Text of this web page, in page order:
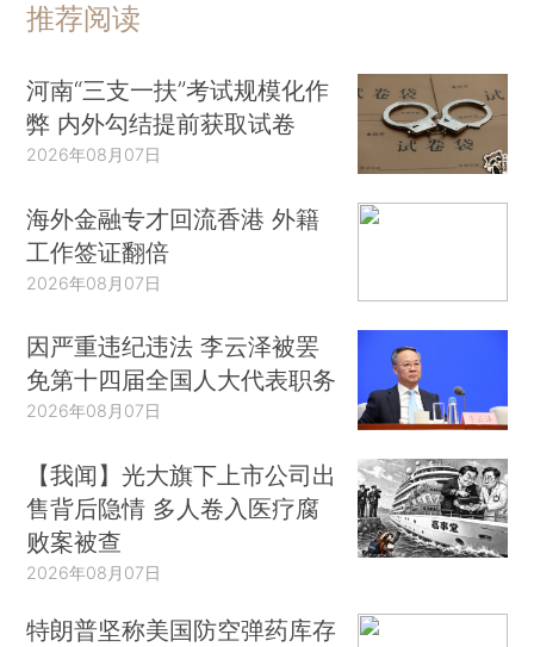
推荐阅读
河南“三支一扶”考试规模化作
弊 内外勾结提前获取试卷
2026年08月07日
海外金融专才回流香港 外籍
工作签证翻倍
2026年08月07日
因严重违纪违法 李云泽被罢
免第十四届全国人大代表职务
2026年08月07日
【我闻】光大旗下上市公司出
售背后隐情 多人卷入医疗腐
败案被查
2026年08月07日
特朗普坚称美国防空弹药库存